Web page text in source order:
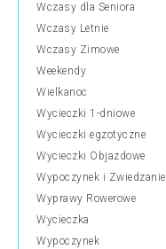
Wczasy dla Seniora
Wczasy Letnie
Wczasy Zimowe
Weekendy
Wielkanoc
Wycieczki 1-dniowe
Wycieczki egzotyczne
Wycieczki Objazdowe
Wypoczynek i Zwiedzanie
Wyprawy Rowerowe
Wycieczka
Wypoczynek